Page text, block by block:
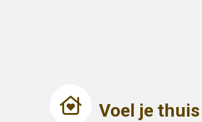
Voel je thuis